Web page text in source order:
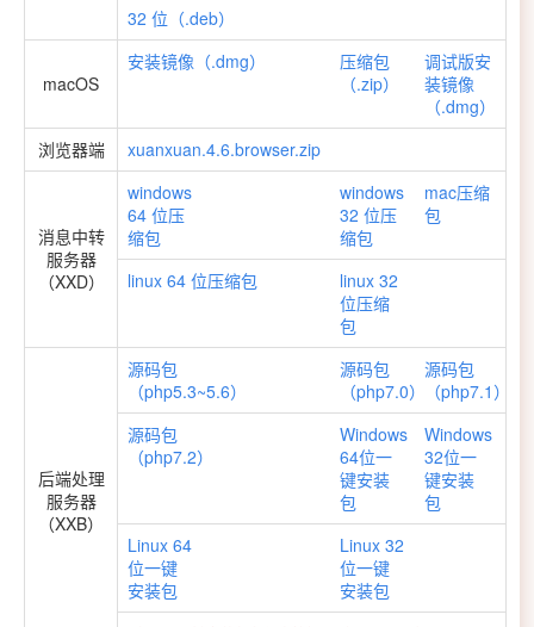
32 位（.deb）
macOS
安装镜像（.dmg）
压缩包
（.zip）
调试版安
装镜像
（.dmg）
浏览器端
xuanxuan.4.6.browser.zip
消息中转
服务器
（XXD）
windows
64 位压
缩包
windows
32 位压
缩包
mac压缩
包
linux 64 位压缩包
linux 32
位压缩
包
后端处理
服务器
（XXB）
源码包
（php5.3~5.6）
源码包
（php7.0）
源码包
（php7.1）
源码包
（php7.2）
Windows
64位一
键安装
包
Windows
32位一
键安装
包
Linux 64
位一键
安装包
Linux 32
位一键
安装包